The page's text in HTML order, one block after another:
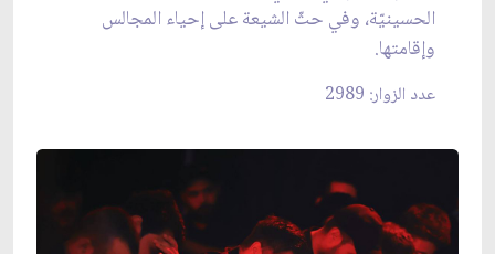
الحسينيّة، وفي حثّ الشيعة على إحياء المجالس
وإقامتها.
عدد الزوار: 2989